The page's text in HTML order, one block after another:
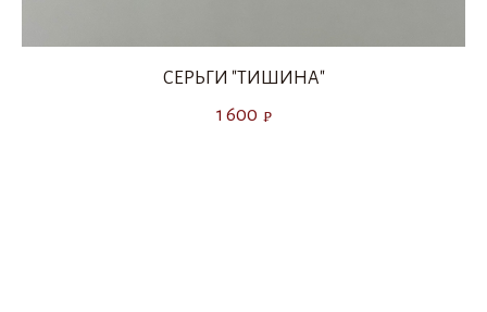
СЕРЬГИ "ТИШИНА"
1 600 ₽